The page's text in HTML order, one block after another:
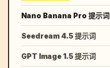
Nano Banana Pro 提示词
Seedream 4.5 提示词
GPT Image 1.5 提示词